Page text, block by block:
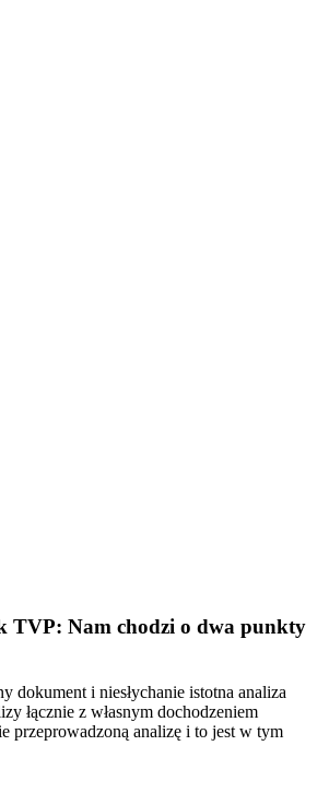
TVP: Nam chodzi o dwa punkty
dokument i niesłychanie istotna analiza
łącznie z własnym dochodzeniem
przeprowadzoną analizę i to jest w tym